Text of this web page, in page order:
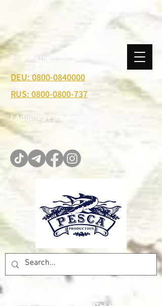
Бесплатная линия:
DEU: 0800-0840000
RUS: 0800-0800-737
I.Adolf@pesca-shop.de
Уважаемые клиенты, мы